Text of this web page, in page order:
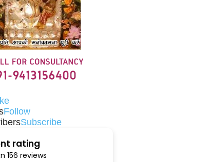
Follow
Subscribe
rating
156 reviews